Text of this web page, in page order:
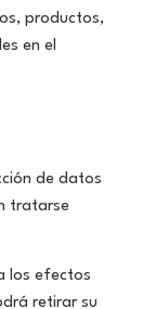
productos,
en el
de datos
tratarse
los efectos
retirar su